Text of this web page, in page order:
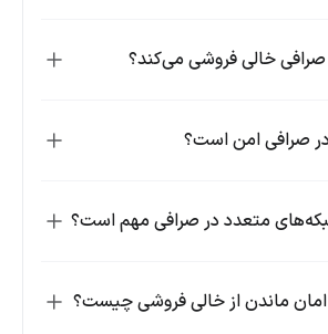
خالی فروشی می‌کند؟
در صرافی امن است؟
متعدد در صرافی مهم است؟
امان ماندن از خالی فروشی چیست؟